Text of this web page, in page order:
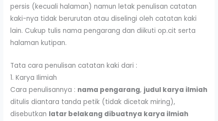
persis (kecuali halaman) namun letak penulisan catatan
kaki-nya tidak berurutan atau diselingi oleh catatan kaki
lain. Cukup tulis nama pengarang dan diikuti op.cit serta
halaman kutipan.
Tata cara penulisan catatan kaki dari :
1. Karya Ilimiah
Cara penulisannya : nama pengarang, judul karya ilmiah
ditulis diantara tanda petik (tidak dicetak miring),
disebutkan latar belakang dibuatnya karya ilmiah